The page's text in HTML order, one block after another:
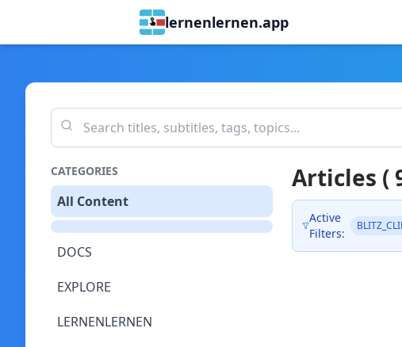
lernenlernen.app
CATEGORIES
All Content
DOCS
EXPLORE
LERNENLERNEN
Articles (
Active
Filters: